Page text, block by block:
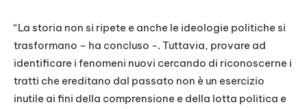
“La storia non si ripete e anche le ideologie politiche si
trasformano – ha concluso -. Tuttavia, provare ad
identificare i fenomeni nuovi cercando di riconoscerne i
tratti che ereditano dal passato non è un esercizio
inutile ai fini della comprensione e della lotta politica e